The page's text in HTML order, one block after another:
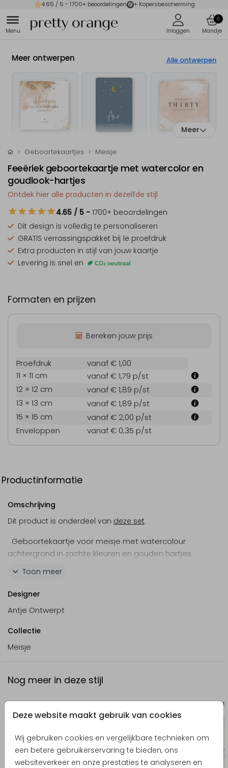
4.65 / 5 - 1700+ beoordelingen + Kopersbescherming
0
Deze website maakt gebruik van cookies
Wij gebruiken cookies en vergelijkbare technieken om
een betere gebruikerservaring te bieden, ons
websiteverkeer en onze prestaties te analyseren en
Meer ontwerpen Alle ontwerpen
Meer
Geboortekaartjes Meisje
Feeëriek geboortekaartje met watercolor en
goudlook-hartjes
Ontdek hier alle producten in dezelfde stijl
4.65 / 5 - 1700+ beoordelingen
Dit design is volledig te personaliseren
GRATIS verrassingspakket bij 1e proefdruk
Extra producten in stijl van jouw kaartje
Levering is snel en
Formaten en prijzen
Bereken jouw prijs
Proefdruk
vanaf € 1,00
11 × 11 cm
vanaf € 1,79 p/st
12 × 12 cm
vanaf € 1,89 p/st
13 × 13 cm
vanaf € 1,89 p/st
15 × 15 cm
vanaf € 2,00 p/st
Enveloppen
vanaf € 0,35 p/st
Productinformatie
Omschrijving
Dit product is onderdeel van deze set.
Geboortekaartje voor meisje met watercolour
achtergrond in zachte kleuren en gouden hartjes.
de online editor.
Toon meer
Designer
Antje Ontwerpt
Collectie
Meisje
Nog meer in deze stijl
Bewaarbundel